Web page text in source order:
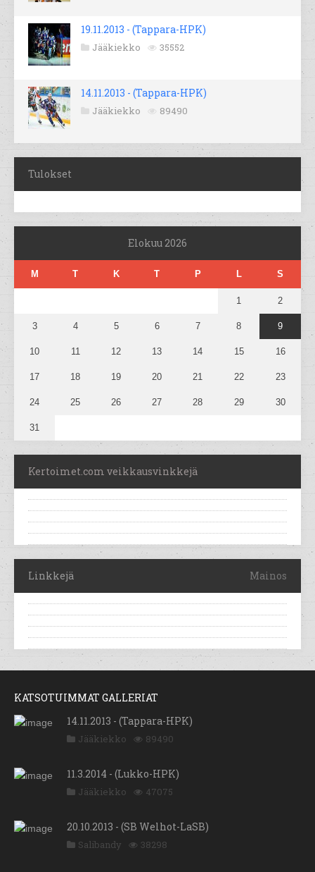
19.11.2013 - (Tappara-HPK)
Jääkiekko 35552
14.11.2013 - (Tappara-HPK)
Jääkiekko 89490
Tulokset
Elokuu 2026
M T K T P L S
1 2
3 4 5 6 7 8 9
10 11 12 13 14 15 16
17 18 19 20 21 22 23
24 25 26 27 28 29 30
31
Kertoimet.com veikkausvinkkejä
Linkkejä Mainos
KATSOTUIMMAT GALLERIAT
14.11.2013 - (Tappara-HPK)
Jääkiekko 89490
11.3.2014 - (Lukko-HPK)
Jääkiekko 47075
20.10.2013 - (SB Welhot-LaSB)
Salibandy 38298